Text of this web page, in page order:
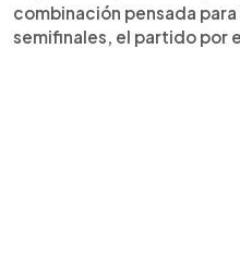
combinación pensada
semifinales, el partido por